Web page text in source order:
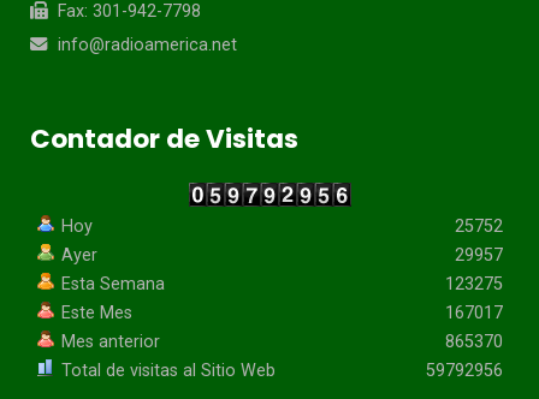
Fax: 301-942-7798
info@radioamerica.net
Contador de Visitas
Hoy
Ayer
Esta Semana
Este Mes
Mes anterior
Total de visitas al Sitio Web
25752
29957
123275
167017
865370
59792956